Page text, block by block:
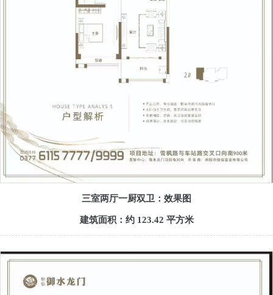
三室两厅一厨双卫：效果图
建筑面积：约 123.42 平方米